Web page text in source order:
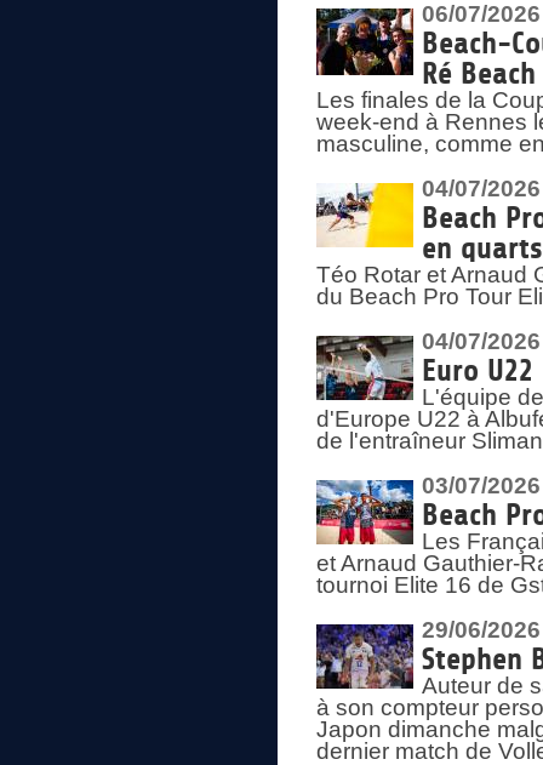
06/07/2026
Beach-
Ré
Les finales de la
week-end à Rennes
masculine, comme
04/07/2026
Beach
en quarts
Téo Rotar et Arnaud
du Beach Pro Tour
04/07/2026
Euro
L'équipe
d'Europe U22 à
de l'entraîneur
03/07/2026
Beach
Les
et Arnaud Gauthier-
tournoi Elite 16 de
29/06/2026
Stephen
Auteur de
à son compteur
Japon dimanche
dernier match de